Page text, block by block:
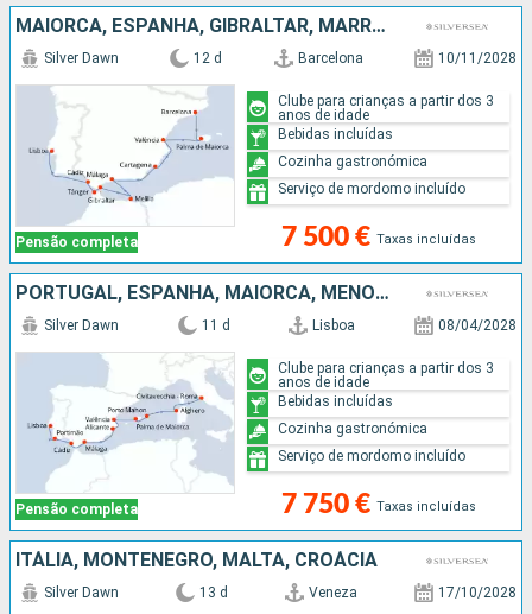
MAIORCA, ESPANHA, GIBRALTAR, MARROCOS, PORTUGAL
Pensão completa
Silver Dawn 12 d Barcelona 10/11/2028
7 500 € Taxas incluídas
Clube para crianças a partir dos 3
anos de idade
Bebidas incluídas
Cozinha gastronómica
Serviço de mordomo incluído
PORTUGAL, ESPANHA, MAIORCA, MENORCA, ITÁLIA
Pensão completa
Silver Dawn 11 d Lisboa 08/04/2028
7 750 € Taxas incluídas
Clube para crianças a partir dos 3
anos de idade
Bebidas incluídas
Cozinha gastronómica
Serviço de mordomo incluído
ITÁLIA, MONTENEGRO, MALTA, CROÁCIA
Silver Dawn 13 d Veneza 17/10/2028